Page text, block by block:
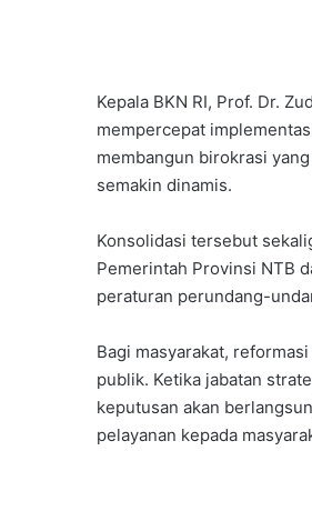
Kepala BKN RI, Prof. Dr.
mempercepat
membangun birokrasi
semakin dinamis.
Konsolidasi tersebut
Pemerintah Provinsi NTB
peraturan perundang-
Bagi masyarakat,
publik. Ketika jabatan
keputusan akan
pelayanan kepada